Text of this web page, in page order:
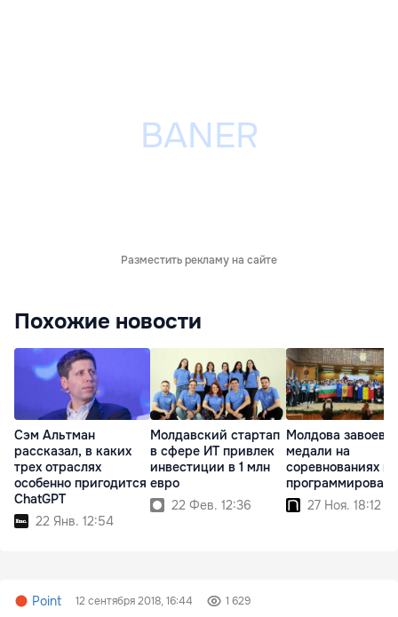
Разместить рекламу на сайте
Похожие новости
Сэм Альтман
рассказал, в каких
трех отраслях
особенно пригодится
ChatGPT
22 Янв. 12:54
Молдавский стартап
в сфере ИТ привлек
инвестиции в 1 млн
евро
22 Фев. 12:36
Молдова
медали на
соревнованиях по
27 Ноя. 18:12
Point 12 сентября 2018, 16:44 1 629